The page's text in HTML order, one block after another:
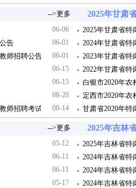
-->更多
06-06
告
06-01
师招聘公告
06-01
06-15
06-15
08-20
师招聘考试成绩08-14
2025年甘肃
2025年甘肃省特
2024年甘肃省特
2023年甘肃省特
2022年甘肃省特
白银市2020年农
定西市2020年
甘肃省2020年特
-->更多
05-12
06-11
06-11
05-17
2025年吉林
2025年吉林省特
2024年吉林省特
2024年吉林省特
2024年吉林省特